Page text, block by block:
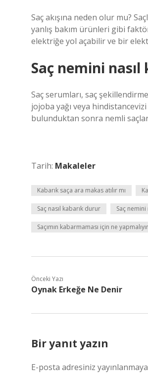
Saç akışına neden olur mu?
yanlış bakım ürünleri gibi
elektriğe yol açabilir ve bir
Saç nemini nasıl
Saç serumları, saç
jojoba yağı veya
bulunduktan sonra nemli
Tarih: Makaleler
Kabarık saça ara makas atılır mı
Saç nasıl kabarık durur Saç nemini
Saçımın kabarmaması için ne
Önceki Yazı
Oynak Erkeğe Ne Denir
Bir yanıt yazın
E-posta adresiniz